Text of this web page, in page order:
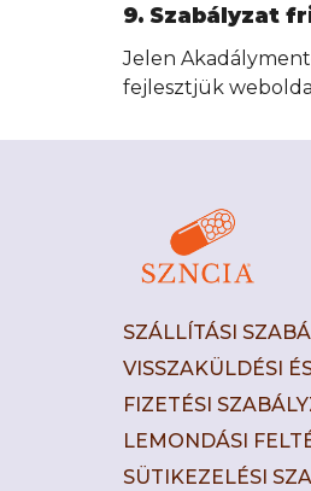
9. Szabályzat
Jelen
fejlesztjük
SZÁLLÍTÁSI
VISSZAKÜLDÉSI
FIZETÉSI
LEMONDÁSI
SÜTIKEZELÉSI